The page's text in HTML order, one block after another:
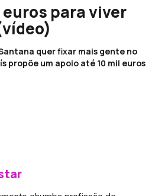
euros para viver
quer fixar mais gente no
propõe um apoio até 10 mil euros